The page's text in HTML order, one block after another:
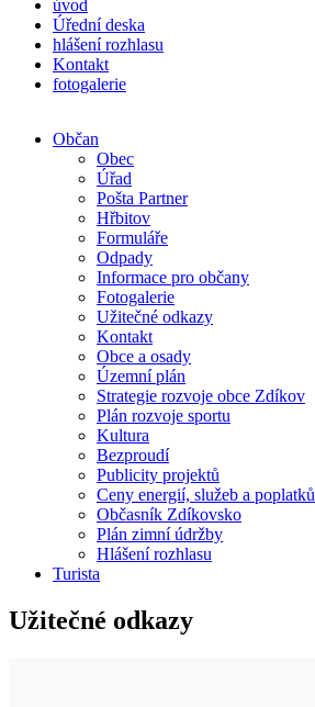
úvod
Úřední deska
hlášení rozhlasu
Kontakt
fotogalerie
Občan
Obec
Úřad
Pošta Partner
Hřbitov
Formuláře
Odpady
Informace pro občany
Fotogalerie
Užitečné odkazy
Kontakt
Obce a osady
Územní plán
Strategie rozvoje obce Zdíkov
Plán rozvoje sportu
Kultura
Bezproudí
Publicity projektů
Ceny energií, služeb a poplatků
Občasník Zdíkovsko
Plán zimní údržby
Hlášení rozhlasu
Turista
Užitečné odkazy